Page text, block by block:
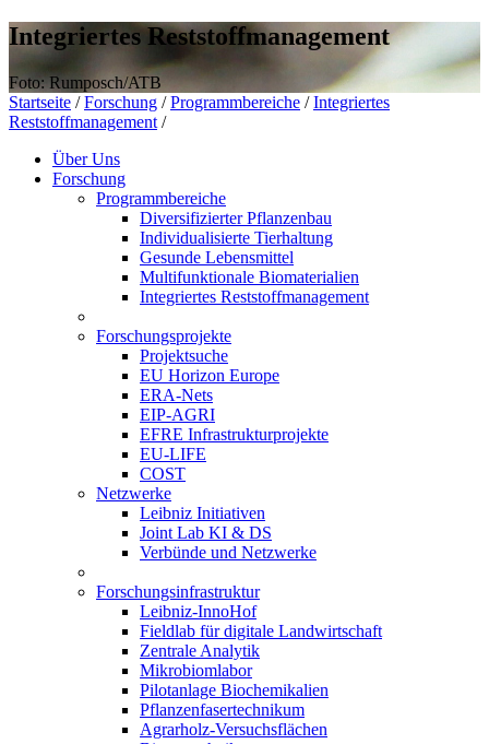
Integriertes Reststoffmanagement
Foto: Rumposch/ATB
Startseite / Forschung / Programmbereiche / Integriertes
Reststoffmanagement /
Über Uns
Forschung
Programmbereiche
Diversifizierter Pflanzenbau
Individualisierte Tierhaltung
Gesunde Lebensmittel
Multifunktionale Biomaterialien
Integriertes Reststoffmanagement
Forschungsprojekte
Projektsuche
EU Horizon Europe
ERA-Nets
EIP-AGRI
EFRE Infrastrukturprojekte
EU-LIFE
COST
Netzwerke
Leibniz Initiativen
Joint Lab KI & DS
Verbünde und Netzwerke
Forschungsinfrastruktur
Leibniz-InnoHof
Fieldlab für digitale Landwirtschaft
Zentrale Analytik
Mikrobiomlabor
Pilotanlage Biochemikalien
Pflanzenfasertechnikum
Agrarholz-Versuchsflächen